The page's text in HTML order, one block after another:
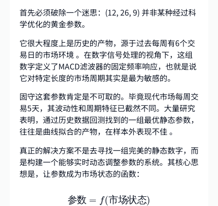
首先必须破除一个迷思：(12, 26, 9) 并非某种经过科
学优化的黄金参数。
它很大程度上是历史的产物，源于过去每周有6个交
易日的市场环境 。在数字信号处理的视角下，这组
数字定义了MACD滤波器的固定频率响应，也就是说
它对特定长度的市场周期其实是最为敏感的。
固守这套参数肯定是不可取的。毕竟现代市场每周交
易5天，其波动性和周期特征已截然不同。大量研究
表明，通过历史数据回测找到的一组最优静态参数，
往往是曲线拟合的产物，在样本外表现不佳 。
真正的解决方案不是去寻找一组完美的静态数字，而
是构建一个能够实时动态调整参数的系统。其核心思
想是，让参数成为市场状态的函数：
参数 = f(市场状态)
参数 (市场状态)